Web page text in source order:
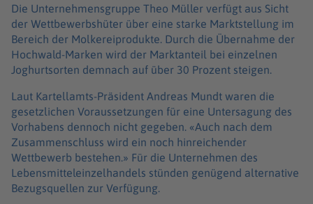
Die Unternehmensgruppe Theo Müller verfügt aus Sicht
der Wettbewerbshüter über eine starke Marktstellung im
Bereich der Molkereiprodukte. Durch die Übernahme der
Hochwald-Marken wird der Marktanteil bei einzelnen
Joghurtsorten demnach auf über 30 Prozent steigen.
Laut Kartellamts-Präsident Andreas Mundt waren die
gesetzlichen Voraussetzungen für eine Untersagung des
Vorhabens dennoch nicht gegeben. «Auch nach dem
Zusammenschluss wird ein noch hinreichender
Wettbewerb bestehen.» Für die Unternehmen des
Lebensmitteleinzelhandels stünden genügend alternative
Bezugsquellen zur Verfügung.